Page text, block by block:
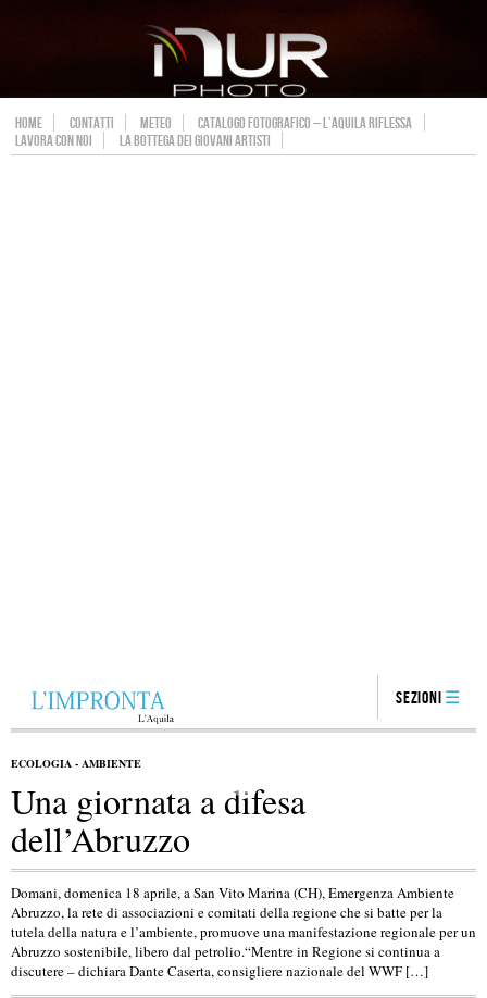
HOME CONTATTI METEO
CATALOGO FOTOGRAFICO – L’AQUILA RIFLESSA
LAVORA CON NOI
LA BOTTEGA DEI GIOVANI ARTISTI
Sezioni
ECOLOGIA - AMBIENTE
Una giornata a difesa
dell’Abruzzo
Domani, domenica 18 aprile, a San Vito Marina (CH), Emergenza Ambiente
Abruzzo, la rete di associazioni e comitati della regione che si batte per la
tutela della natura e l’ambiente, promuove una manifestazione regionale per un
Abruzzo sostenibile, libero dal petrolio.“Mentre in Regione si continua a
discutere – dichiara Dante Caserta, consigliere nazionale del WWF […]